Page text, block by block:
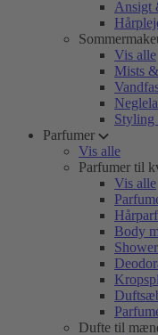
Ansigt
Vis alle
Mists
Styling
Parfumer
Vis alle
Parfumer til
Vis alle
Body
Dufte til